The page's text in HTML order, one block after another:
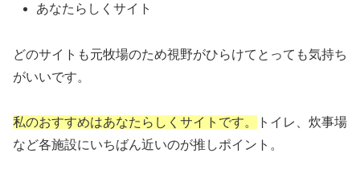
あなたらしくサイト
どのサイトも元牧場のため視野がひらけてとっても気持ち
がいいです。
私のおすすめはあなたらしくサイトです。
トイレ、炊事場
など各施設にいちばん近いのが推しポイント。